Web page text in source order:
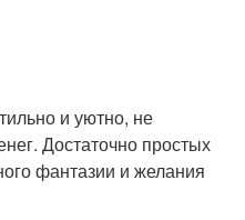
и уютно, не
Достаточно простых
фантазии и желания